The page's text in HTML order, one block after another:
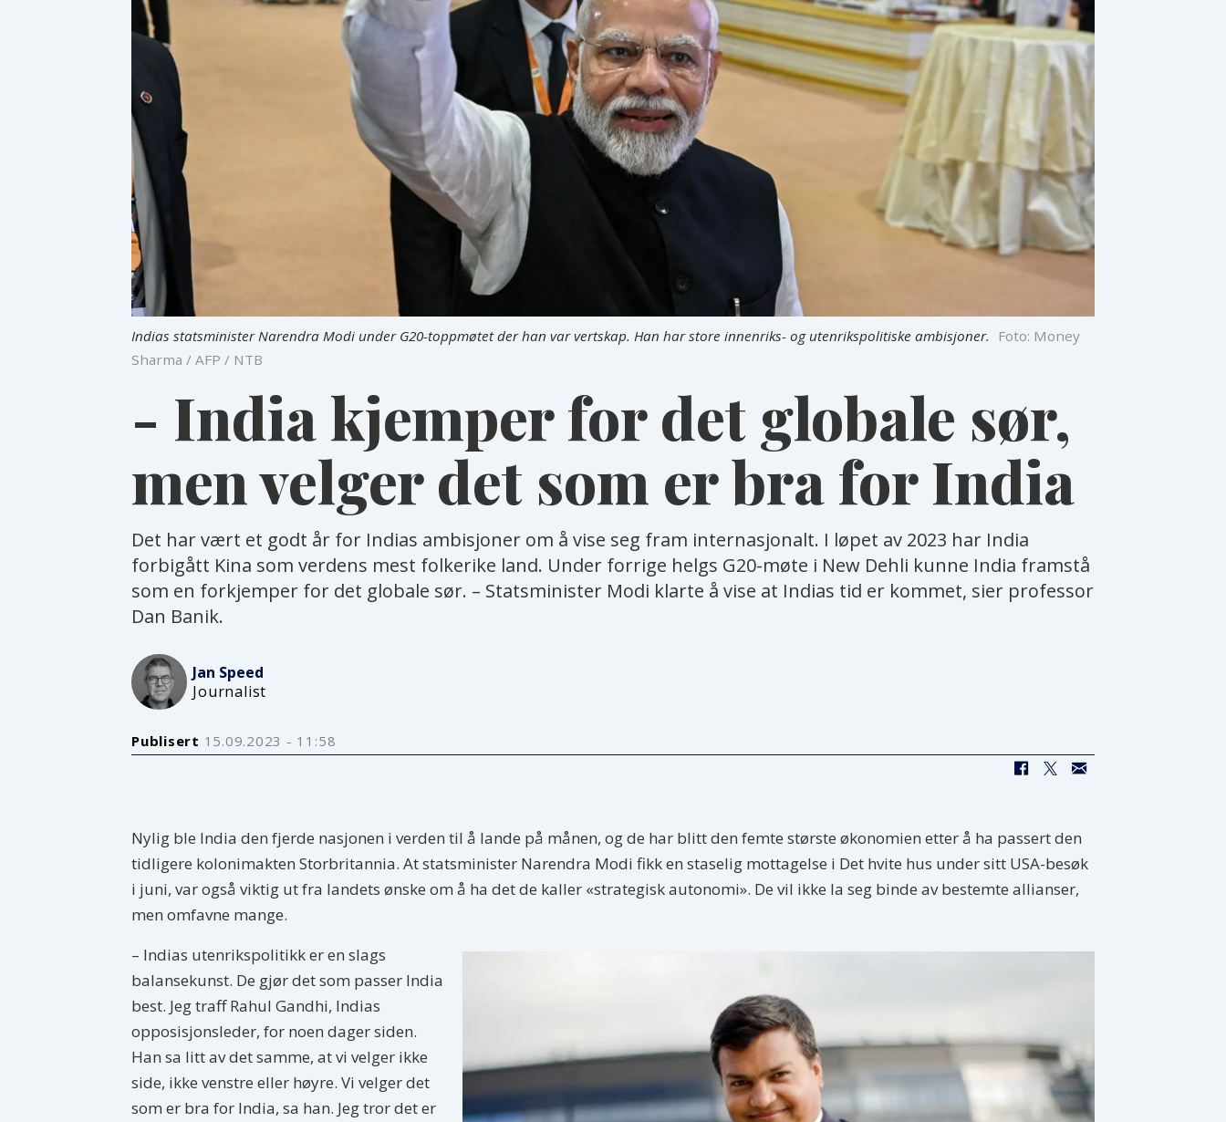
Indias statsminister Narendra Modi under G20-toppmøtet der han var vertskap. Han har store innenriks- og utenrikspolitiske ambisjoner. Foto: Money
Sharma / AFP / NTB
- India kjemper for det globale sør,
men velger det som er bra for India
Det har vært et godt år for Indias ambisjoner om å vise seg fram internasjonalt. I løpet av 2023 har India
forbigått Kina som verdens mest folkerike land. Under forrige helgs G20-møte i New Dehli kunne India framstå
som en forkjemper for det globale sør. – Statsminister Modi klarte å vise at Indias tid er kommet, sier professor
Dan Banik.
Jan Speed
Journalist
Publisert 15.09.2023 - 11:58
Nylig ble India den fjerde nasjonen i verden til å lande på månen, og de har blitt den femte største økonomien etter å ha passert den
tidligere kolonimakten Storbritannia. At statsminister Narendra Modi fikk en staselig mottagelse i Det hvite hus under sitt USA-besøk
i juni, var også viktig ut fra landets ønske om å ha det de kaller «strategisk autonomi». De vil ikke la seg binde av bestemte allianser,
men omfavne mange.
– Indias utenrikspolitikk er en slags
balansekunst. De gjør det som passer India
best. Jeg traff Rahul Gandhi, Indias
opposisjonsleder, for noen dager siden.
Han sa litt av det samme, at vi velger ikke
side, ikke venstre eller høyre. Vi velger det
som er bra for India, sa han. Jeg tror det er